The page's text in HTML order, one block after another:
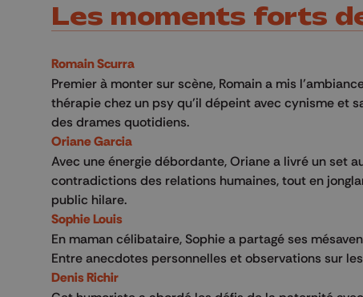
Les moments forts
Romain Scurra
Premier à monter sur scène, Romain a mis
thérapie chez un psy qu’il dépeint avec cynisme et
des drames quotidiens.
Oriane Garcia
Avec une énergie débordante, Oriane a livré un set
contradictions des relations humaines, tout en
public hilare.
Sophie Louis
En maman célibataire, Sophie a partagé ses
Entre anecdotes personnelles et observations sur
Denis Richir